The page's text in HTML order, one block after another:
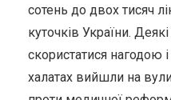
сотень до двох тисяч
куточків України.
скористатися нагодою
халатах вийшли на